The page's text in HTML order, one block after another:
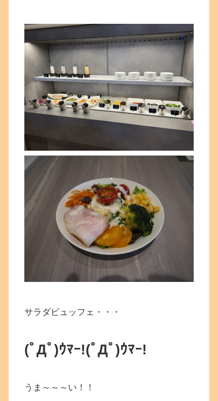
サラダビュッフェ・・・
(ﾟДﾟ)ｳﾏｰ!(ﾟДﾟ)ｳﾏｰ!
うま～～～い！！